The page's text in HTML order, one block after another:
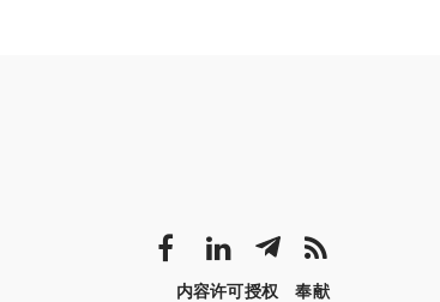
内容许可授权
奉献